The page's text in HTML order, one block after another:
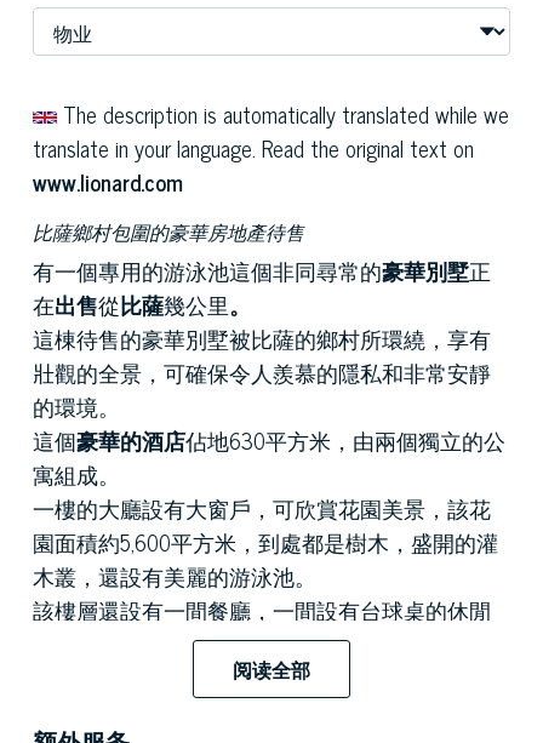
The description is automatically translated while we
translate in your language. Read the original text on
www.lionard.com
比薩鄉村包圍的豪華房地產待售
有一個專用的游泳池這個非同尋常的豪華別墅正
在出售從比薩幾公里。
這棟待售的豪華別墅被比薩的鄉村所環繞，享有
壯觀的全景，可確保令人羨慕的隱私和非常安靜
的環境。
這個豪華的酒店佔地630平方米，由兩個獨立的公
寓組成。
一樓的大廳設有大窗戶，可欣賞花園美景，該花
園面積約5,600平方米，到處都是樹木，盛開的灌
木叢，還設有美麗的游泳池。
該樓層還設有一間餐廳，一間設有台球桌的休閒
活動大房間以及一個帶按摩浴缸的健身區。
八間臥室，八間浴室的特點是對細節的關注以及
阅读全部